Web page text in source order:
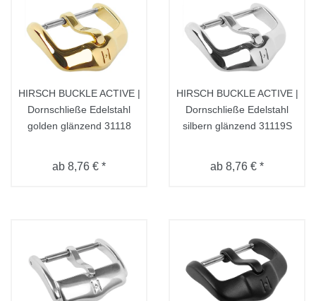
HIRSCH BUCKLE ACTIVE |
Dornschließe Edelstahl
golden glänzend 31118
ab 8,76 € *
HIRSCH BUCKLE ACTIVE |
Dornschließe Edelstahl
silbern glänzend 31119S
ab 8,76 € *